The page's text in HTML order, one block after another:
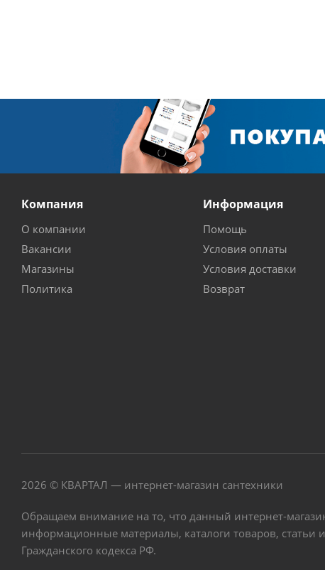
Компания
О компании
Вакансии
Магазины
Политика
Информация
Помощь
Условия оплаты
Условия доставки
Возврат
2026 © КВАРТАЛ — интернет-магазин сантехники
Обращаем внимание на то, что данный интернет-
информационные материалы, каталоги товаров,
Гражданского кодекса РФ.